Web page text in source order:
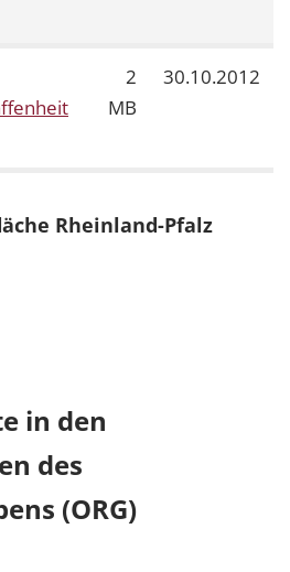
2
MB
30.10.2012
Rheinland-Pfalz
in den
des
(ORG)